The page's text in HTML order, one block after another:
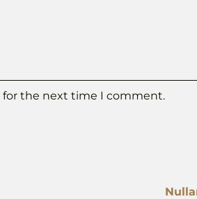
for the next time I comment.